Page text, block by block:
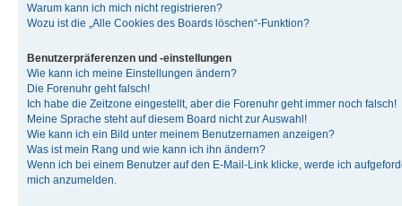
Warum kann ich mich nicht registrieren?
Wozu ist die „Alle Cookies des Boards löschen“-Funktion?
Benutzerpräferenzen und -einstellungen
Wie kann ich meine Einstellungen ändern?
Die Forenuhr geht falsch!
Ich habe die Zeitzone eingestellt, aber die Forenuhr geht immer noch falsch!
Meine Sprache steht auf diesem Board nicht zur Auswahl!
Wie kann ich ein Bild unter meinem Benutzernamen anzeigen?
Was ist mein Rang und wie kann ich ihn ändern?
Wenn ich bei einem Benutzer auf den E-Mail-Link klicke, werde ich
mich anzumelden.